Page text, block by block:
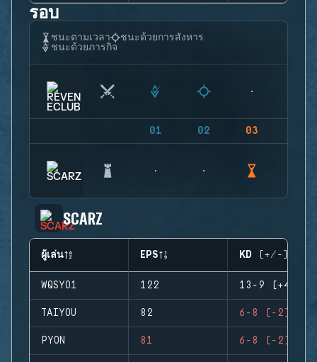
รอบ
ชนะตามเวลา
ชนะด้วยการสังหาร
ชนะด้วยภารกิจ
01 02 03
SCARZ
ผู้เล่น EPS KD (+/-)
WQSYO1 122 13-9 (+4)
TAIYOU 82 6-8 (-2)
PYON 81 6-8 (-2)